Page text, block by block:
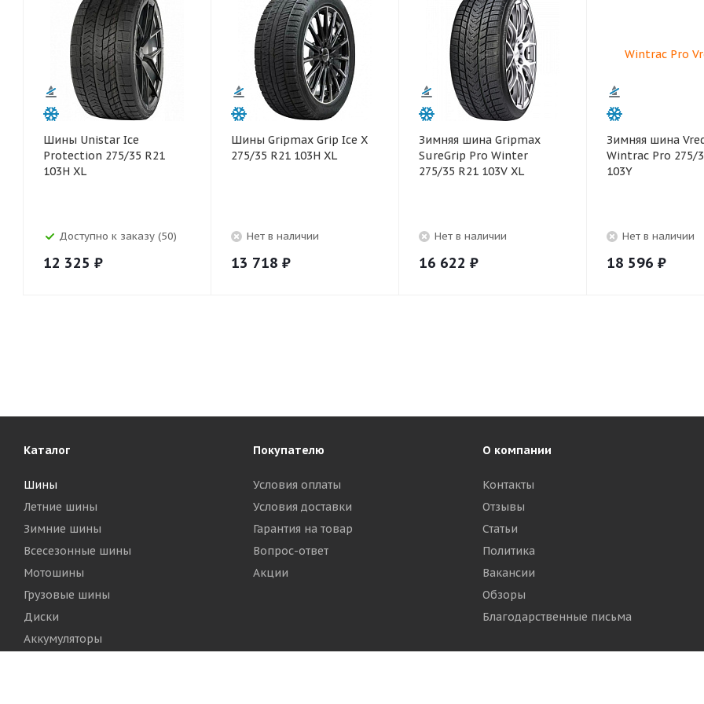
Шины Unistar Ice
Protection 275/35 R21
103H XL
Доступно к заказу (50)
12 325 ₽
Шины Gripmax Grip Ice X
275/35 R21 103H XL
Нет в наличии
13 718 ₽
Зимняя шина Gripmax
SureGrip Pro Winter
275/35 R21 103V XL
Нет в наличии
16 622 ₽
Зимняя шина
Wintrac Pro 275/
103Y
Нет в наличии
18 596 ₽
Каталог
Шины
Летние шины
Зимние шины
Всесезонные шины
Мотошины
Грузовые шины
Диски
Аккумуляторы
Покупателю
Условия оплаты
Условия доставки
Гарантия на товар
Вопрос-ответ
Акции
О компании
Контакты
Отзывы
Статьи
Политика
Вакансии
Обзоры
Благодарственные письма